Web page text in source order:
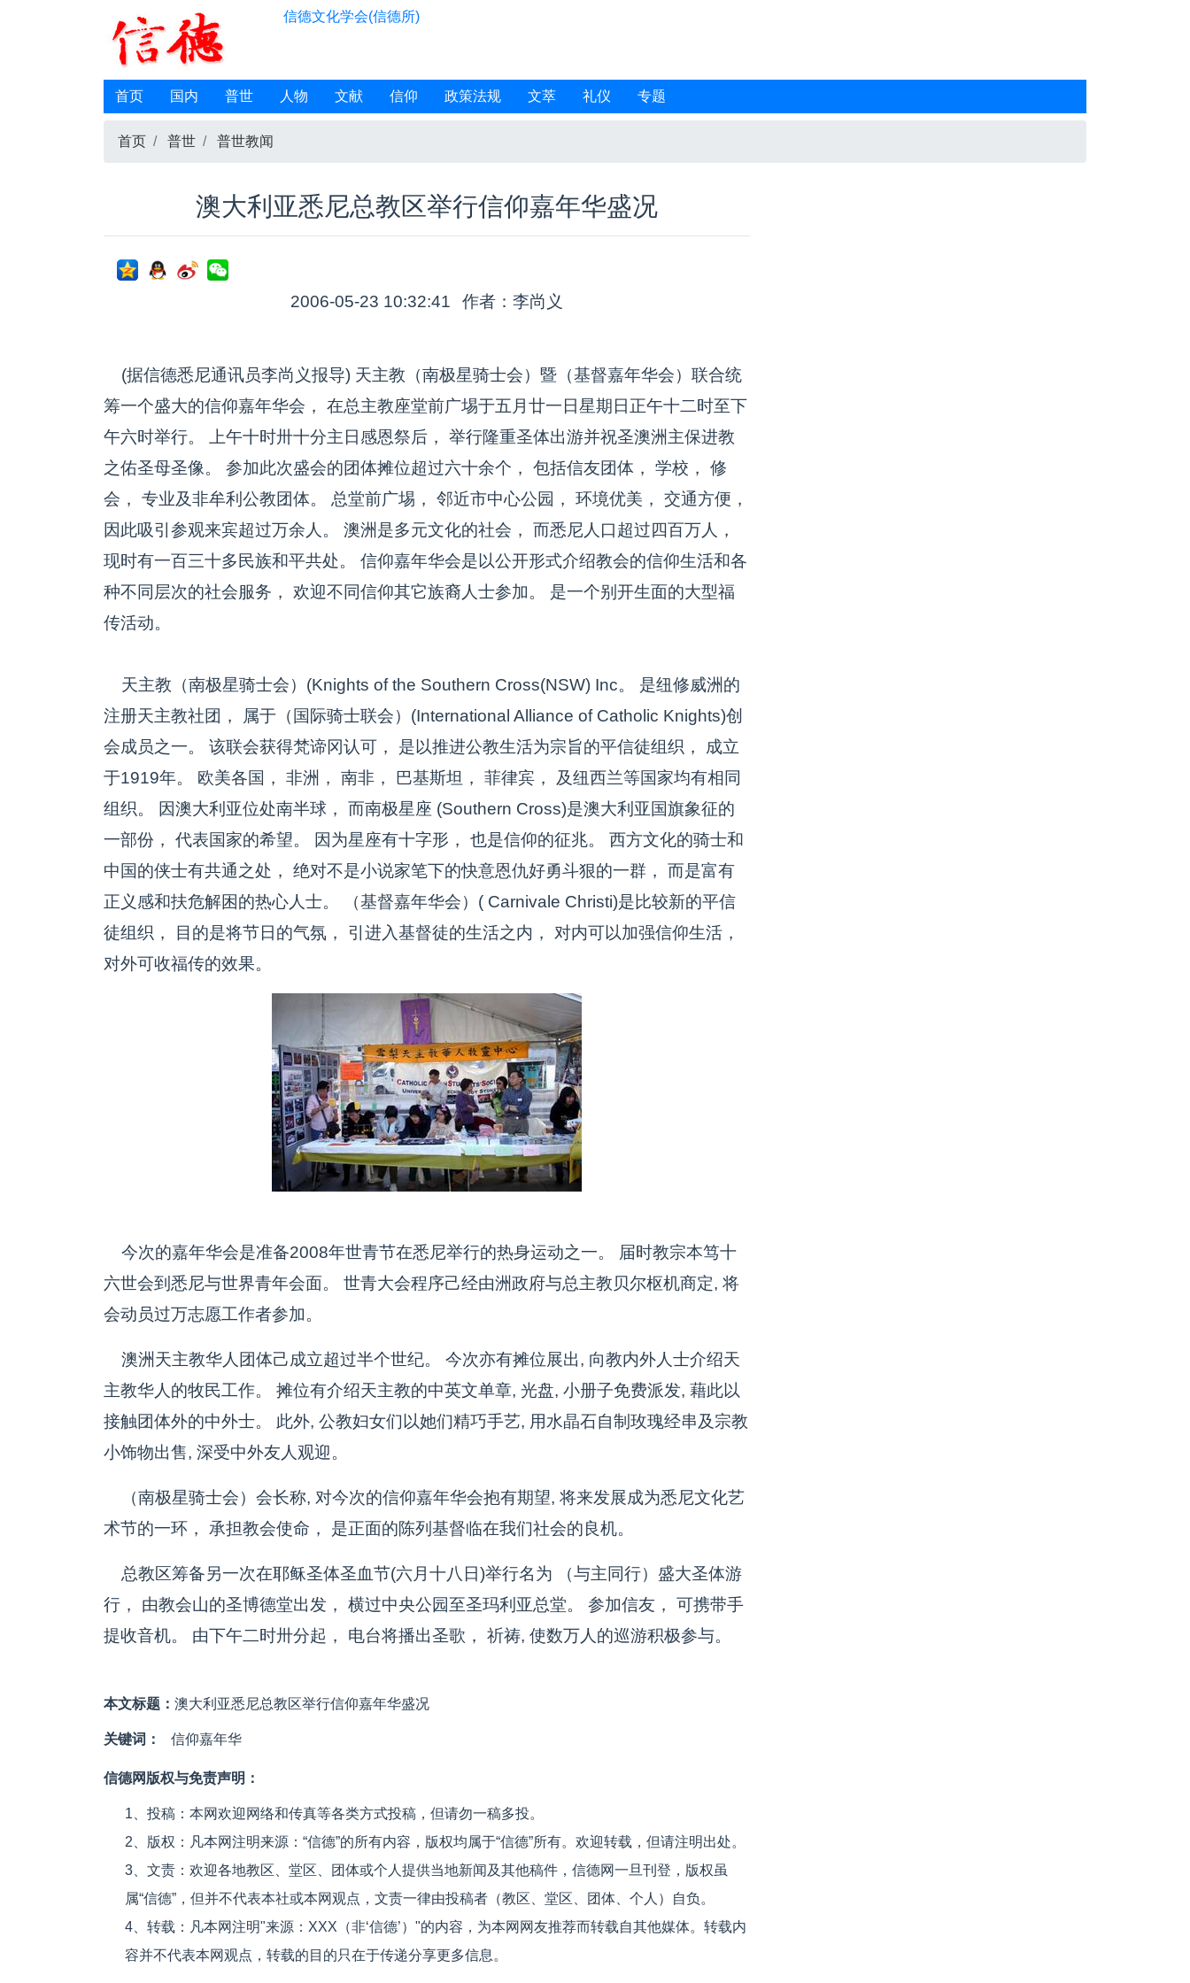
信德文化学会(信德所)
首页 国内 普世 人物 文献 信仰 政策法规 文萃 礼仪 专题
首页 普世 普世教闻
澳大利亚悉尼总教区举行信仰嘉年华盛况
2006-05-23 10:32:41 作者：李尚义
(据信德悉尼通讯员李尚义报导) 天主教（南极星骑士会）暨（基督嘉年华会）联合统
筹一个盛大的信仰嘉年华会， 在总主教座堂前广埸于五月廿一日星期日正午十二时至下
午六时举行。 上午十时卅十分主日感恩祭后， 举行隆重圣体出游并祝圣澳洲主保进教
之佑圣母圣像。 参加此次盛会的团体摊位超过六十余个， 包括信友团体， 学校， 修
会， 专业及非牟利公教团体。 总堂前广埸， 邻近市中心公园， 环境优美， 交通方便，
因此吸引参观来宾超过万余人。 澳洲是多元文化的社会， 而悉尼人口超过四百万人，
现时有一百三十多民族和平共处。 信仰嘉年华会是以公开形式介绍教会的信仰生活和各
种不同层次的社会服务， 欢迎不同信仰其它族裔人士参加。 是一个别开生面的大型福
传活动。
天主教（南极星骑士会）(Knights of the Southern Cross(NSW) Inc。 是纽修威洲的
注册天主教社团， 属于（国际骑士联会）(International Alliance of Catholic Knights)创
会成员之一。 该联会获得梵谛冈认可， 是以推进公教生活为宗旨的平信徒组织， 成立
于1919年。 欧美各国， 非洲， 南非， 巴基斯坦， 菲律宾， 及纽西兰等国家均有相同
组织。 因澳大利亚位处南半球， 而南极星座 (Southern Cross)是澳大利亚国旗象征的
一部份， 代表国家的希望。 因为星座有十字形， 也是信仰的征兆。 西方文化的骑士和
中国的侠士有共通之处， 绝对不是小说家笔下的快意恩仇好勇斗狠的一群， 而是富有
正义感和扶危解困的热心人士。 （基督嘉年华会）( Carnivale Christi)是比较新的平信
徒组织， 目的是将节日的气氛， 引进入基督徒的生活之内， 对内可以加强信仰生活，
对外可收福传的效果。
今次的嘉年华会是准备2008年世青节在悉尼举行的热身运动之一。 届时教宗本笃十
六世会到悉尼与世界青年会面。 世青大会程序己经由洲政府与总主教贝尔枢机商定, 将
会动员过万志愿工作者参加。
澳洲天主教华人团体己成立超过半个世纪。 今次亦有摊位展出, 向教内外人士介绍天
主教华人的牧民工作。 摊位有介绍天主教的中英文单章, 光盘, 小册子免费派发, 藉此以
接触团体外的中外士。 此外, 公教妇女们以她们精巧手艺, 用水晶石自制玫瑰经串及宗教
小饰物出售, 深受中外友人观迎。
（南极星骑士会）会长称, 对今次的信仰嘉年华会抱有期望, 将来发展成为悉尼文化艺
术节的一环， 承担教会使命， 是正面的陈列基督临在我们社会的良机。
总教区筹备另一次在耶稣圣体圣血节(六月十八日)举行名为 （与主同行）盛大圣体游
行， 由教会山的圣博德堂出发， 横过中央公园至圣玛利亚总堂。 参加信友， 可携带手
提收音机。 由下午二时卅分起， 电台将播出圣歌， 祈祷, 使数万人的巡游积极参与。
本文标题： 澳大利亚悉尼总教区举行信仰嘉年华盛况
关键词： 信仰嘉年华
信德网版权与免责声明：
1、投稿：本网欢迎网络和传真等各类方式投稿，但请勿一稿多投。
2、版权：凡本网注明来源：“信德”的所有内容，版权均属于“信德”所有。欢迎转载，但请注明出处。
3、文责：欢迎各地教区、堂区、团体或个人提供当地新闻及其他稿件，信德网一旦刊登，版权虽
属“信德”，但并不代表本社或本网观点，文责一律由投稿者（教区、堂区、团体、个人）自负。
4、转载：凡本网注明"来源：XXX（非‘信德’）"的内容，为本网网友推荐而转载自其他媒体。转载内
容并不代表本网观点，转载的目的只在于传递分享更多信息。